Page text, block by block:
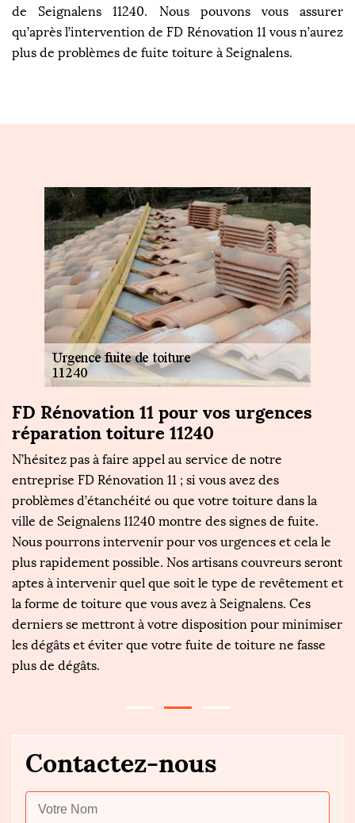
de Seignalens 11240. Nous pouvons vous assurer
qu’après l’intervention de FD Rénovation 11 vous n’aurez
plus de problèmes de fuite toiture à Seignalens.
FD Rénovation 11 pour vos urgences
réparation toiture 11240
N’hésitez pas à faire appel au service de notre
entreprise FD Rénovation 11 ; si vous avez des
problèmes d’étanchéité ou que votre toiture dans la
ville de Seignalens 11240 montre des signes de fuite.
Nous pourrons intervenir pour vos urgences et cela le
plus rapidement possible. Nos artisans couvreurs seront
aptes à intervenir quel que soit le type de revêtement et
la forme de toiture que vous avez à Seignalens. Ces
derniers se mettront à votre disposition pour minimiser
les dégâts et éviter que votre fuite de toiture ne fasse
plus de dégâts.
Contactez-nous